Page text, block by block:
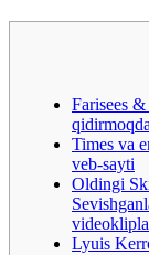
Farisees
Times va
veb-sayti
Oldingi
Lyuis